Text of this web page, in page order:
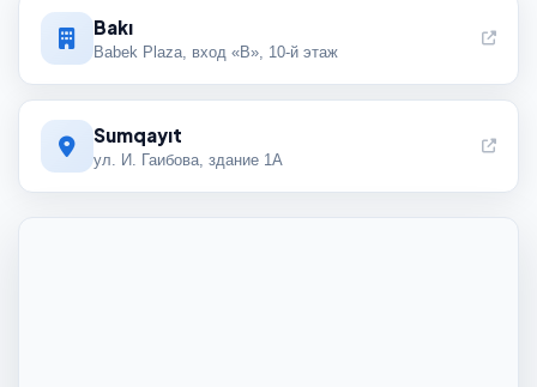
Bakı
Babek Plaza, вход «B», 10-й этаж
Sumqayıt
ул. И. Гаибова, здание 1А